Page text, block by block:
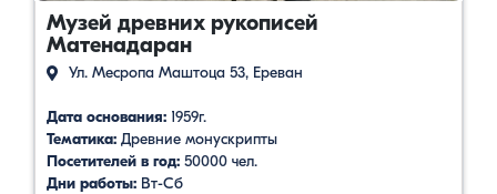
Музей древних рукописей
Матенадаран
Ул. Месропа Маштоца 53, Ереван
Дата основания: 1959г.
Тематика: Древние монускрипты
Посетителей в год: 50000 чел.
Дни работы: Вт-Сб